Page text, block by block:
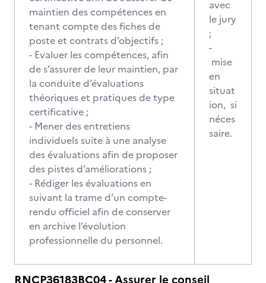
maintien des compétences en
tenant compte des fiches de
poste et contrats d’objectifs ;
- Evaluer les compétences, afin
de s’assurer de leur maintien, par
la conduite d’évaluations
théoriques et pratiques de type
certificative ;
- Mener des entretiens
individuels suite à une analyse
des évaluations afin de proposer
des pistes d’améliorations ;
- Rédiger les évaluations en
suivant la trame d’un compte-
rendu officiel afin de conserver
en archive l’évolution
professionnelle du personnel.
avec
le jury
;
-
mise
en
situat
ion, si
néces
saire.